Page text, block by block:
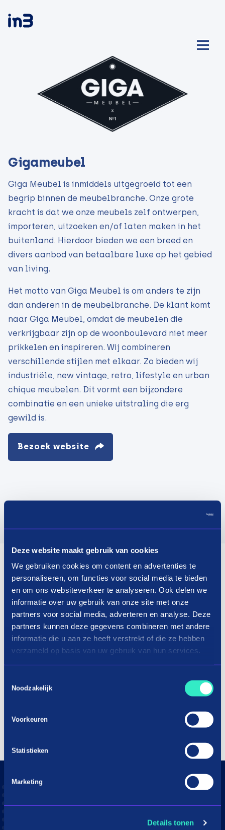
Deze website maakt gebruik van cookies
We gebruiken cookies om content en advertenties te
personaliseren, om functies voor social media te bieden
en om ons websiteverkeer te analyseren. Ook delen we
informatie over uw gebruik van onze site met onze
partners voor social media, adverteren en analyse. Deze
partners kunnen deze gegevens combineren met andere
informatie die u aan ze heeft verstrekt of die ze hebben
verzameld op basis van uw gebruik van hun services.
Noodzakelijk
Voorkeuren
Statistieken
Marketing
Details tonen
Gigameubel
Giga Meubel is inmiddels uitgegroeid tot een
begrip binnen de meubelbranche. Onze grote
kracht is dat we onze meubels zelf ontwerpen,
importeren, uitzoeken en/of laten maken in het
buitenland. Hierdoor bieden we een breed en
divers aanbod van betaalbare luxe op het gebied
van living.
Het motto van Giga Meubel is om anders te zijn
dan anderen in de meubelbranche. De klant komt
naar Giga Meubel, omdat de meubelen die
verkrijgbaar zijn op de woonboulevard niet meer
prikkelen en inspireren. Wij combineren
verschillende stijlen met elkaar. Zo bieden wij
industriële, new vintage, retro, lifestyle en urban
chique meubelen. Dit vormt een bijzondere
combinatie en een unieke uitstraling die erg
gewild is.
Bezoek website
Aangesloten webshops